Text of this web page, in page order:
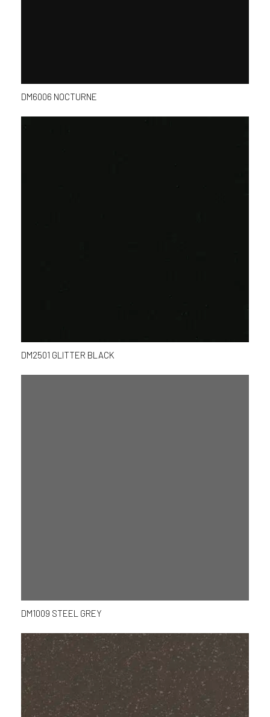
DM6006 NOCTURNE
DM2501 GLITTER BLACK
DM1009 STEEL GREY